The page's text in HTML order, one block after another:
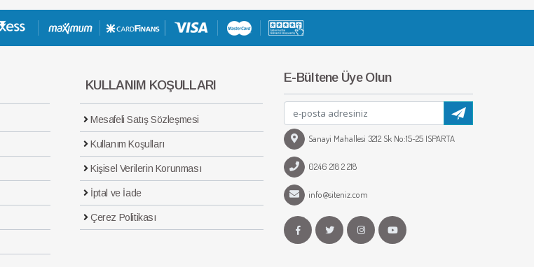
KULLANIM KOŞULLARI
Mesafeli Satış Sözleşmesi
Kullanım Koşulları
Kişisel Verilerin Korunması
İptal ve İade
Çerez Politikası
E-Bültene Üye Olun
Sanayi Mahallesi 3212 Sk No:15-25 ISPARTA
0246 218 2 218
info@siteniz.com